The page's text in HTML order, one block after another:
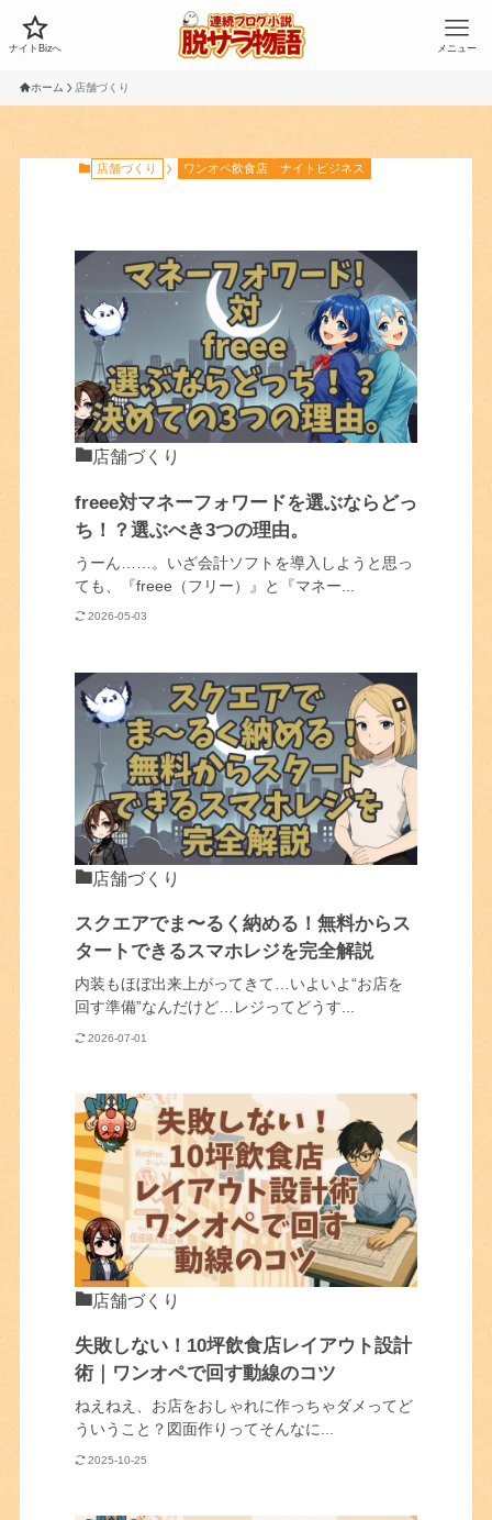
ナイトBizへ メニュー
ホーム 店舗づくり
店舗づくり ワンオペ飲食店 ナイトビジネス
店舗づくり
freee対マネーフォワードを選ぶならどっ
ち！？選ぶべき3つの理由。
うーん……。いざ会計ソフトを導入しようと思っ
ても、『freee（フリー）』と『マネー...
2026-05-03
店舗づくり
スクエアでま〜るく納める！無料からス
タートできるスマホレジを完全解説
内装もほぼ出来上がってきて…いよいよ“お店を
回す準備”なんだけど…レジってどうす...
2026-07-01
店舗づくり
失敗しない！10坪飲食店レイアウト設計
術｜ワンオペで回す動線のコツ
ねえねえ、お店をおしゃれに作っちゃダメってど
ういうこと？図面作りってそんなに...
2025-10-25